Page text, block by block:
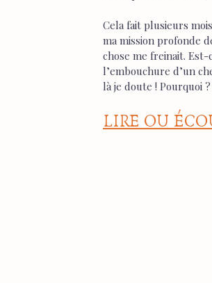
Cela fait plusieurs
ma mission profonde
chose me freinait.
l’embouchure d’un
là je doute ! Pourquoi
LIRE OU